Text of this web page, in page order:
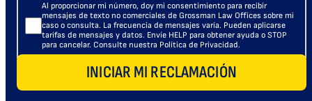
Al proporcionar mi número, doy mi consentimiento para recibir
mensajes de texto no comerciales de Grossman Law Offices sobre mi
caso o consulta. La frecuencia de mensajes varía. Pueden aplicarse
tarifas de mensajes y datos. Envíe HELP para obtener ayuda o STOP
para cancelar. Consulte nuestra Política de Privacidad.
INICIAR MI RECLAMACIÓN